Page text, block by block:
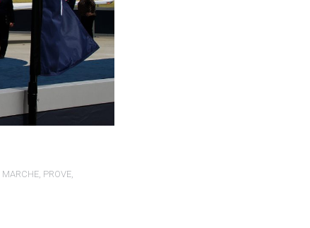
MARCHE, PROVE,